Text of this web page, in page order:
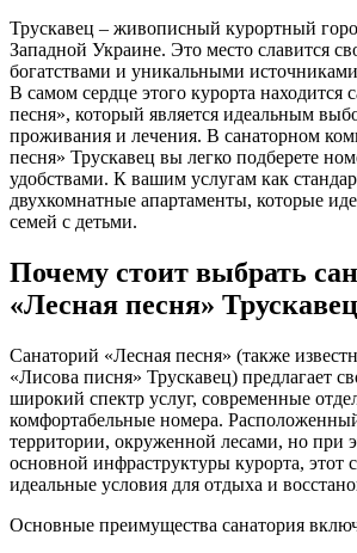
Трускавец – живописный курортный
Западной Украине. Это место славится
богатствами и уникальными
В самом сердце этого курорта находится
песня», который является идеальным
проживания и лечения. В санаторном
песня» Трускавец вы легко подберете
удобствами. К вашим услугам как
двухкомнатные апартаменты, которые
семей с детьми.
Почему стоит выбрать
«Лесная песня» Трускавец
Санаторий «Лесная песня» (также
«Лисова писня» Трускавец) предлагает
широкий спектр услуг, современные
комфортабельные номера.
территории, окруженной лесами, но при
основной инфраструктуры курорта, этот
идеальные условия для отдыха и
Основные преимущества санатория